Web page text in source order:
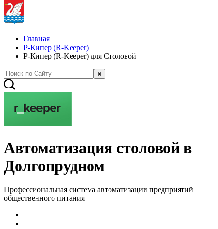
Главная
Р-Кипер (R-Keeper)
Р-Кипер (R-Keeper) для Столовой
Автоматизация столовой в
Долгопрудном
Профессиональная система автоматизации предприятий
общественного питания